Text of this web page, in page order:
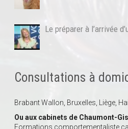
Le préparer à l’arrivée
Consultations à
Brabant Wallon, Bruxelles, Liège,
Ou aux cabinets de Chaumont-
Formations comportementaliste